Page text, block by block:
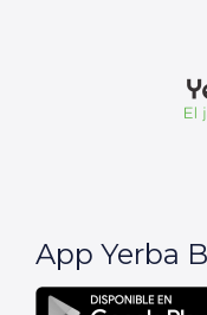
App Yerba